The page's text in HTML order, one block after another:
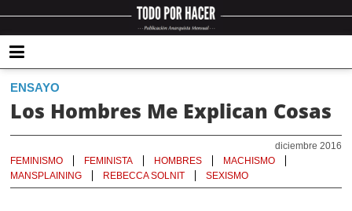
ENSAYO
Los Hombres Me Explican Cosas
diciembre 2016
FEMINISMO
FEMINISTA HOMBRES
MACHISMO
MANSPLAINING
REBECCA SOLNIT SEXISMO